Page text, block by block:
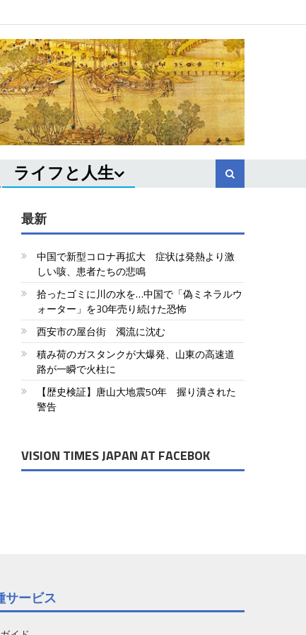
ライフと人生
最新
中国で新型コロナ再拡大 症状は発熱より激
しい咳、患者たちの悲鳴
拾ったゴミに川の水を…中国で「偽ミネラルウ
ォーター」を30年売り続けた恐怖
西安市の屋台街 濁流に沈む
積み荷のガスタンクが大爆発、山東の高速道
路が一瞬で火柱に
【歴史検証】唐山大地震50年 握り潰された
警告
VISION TIMES JAPAN AT FACEBOK
サービス